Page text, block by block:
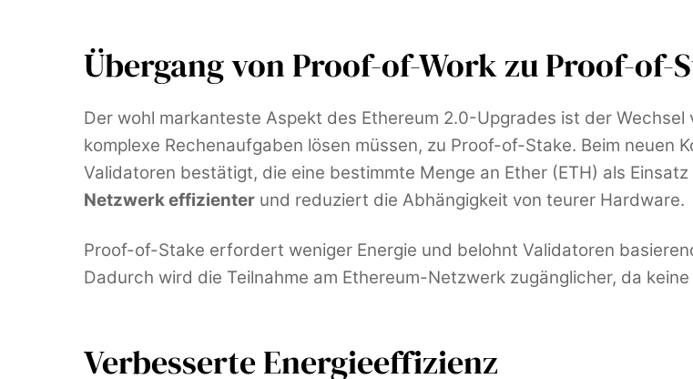
Übergang von Proof-of-Work zu Proof-of-
Der wohl markanteste Aspekt des Ethereum 2.0-Upgrades ist der
komplexe Rechenaufgaben lösen müssen, zu Proof-of-Stake. Beim neuen
Validatoren bestätigt, die eine bestimmte Menge an Ether (ETH) als Einsatz
Netzwerk effizienter und reduziert die Abhängigkeit von teurer Hardware.
Proof-of-Stake erfordert weniger Energie und belohnt Validatoren
Dadurch wird die Teilnahme am Ethereum-Netzwerk zugänglicher, da
Verbesserte Energieeffizienz